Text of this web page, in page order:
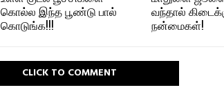
கொல்ல இந்த பூண்டு பால்
கொடுங்க!!!
வந்தால்
நன்மைகள்!
CLICK TO COMMENT